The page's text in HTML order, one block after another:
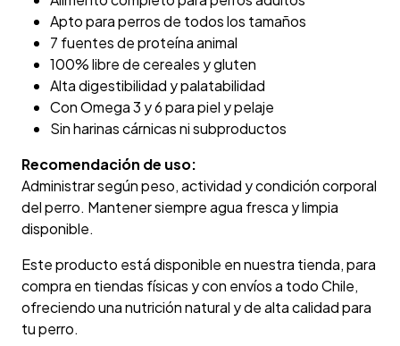
Apto para perros de todos los tamaños
7 fuentes de proteína animal
100% libre de cereales y gluten
Alta digestibilidad y palatabilidad
Con Omega 3 y 6 para piel y pelaje
Sin harinas cárnicas ni subproductos
Recomendación de uso:
Administrar según peso, actividad y condición corporal
del perro. Mantener siempre agua fresca y limpia
disponible.
Este producto está disponible en nuestra tienda, para
compra en tiendas físicas y con envíos a todo Chile,
ofreciendo una nutrición natural y de alta calidad para
tu perro.